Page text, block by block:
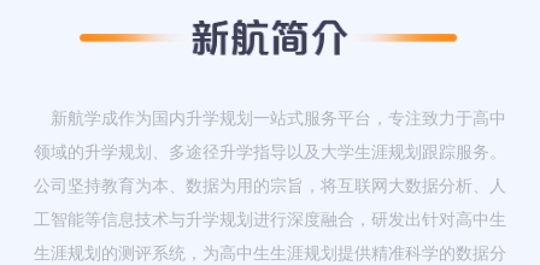
新航学成作为国内升学规划一站式服务平台，专注致力于高中
领域的升学规划、多途径升学指导以及大学生涯规划跟踪服务。
公司坚持教育为本、数据为用的宗旨，将互联网大数据分析、人
工智能等信息技术与升学规划进行深度融合，研发出针对高中生
生涯规划的测评系统，为高中生生涯规划提供精准科学的数据分